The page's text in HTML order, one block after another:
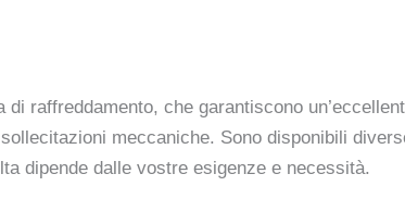
raffreddamento, che garantiscono
meccaniche. Sono disponibili
dipende dalle vostre esigenze e necessità.